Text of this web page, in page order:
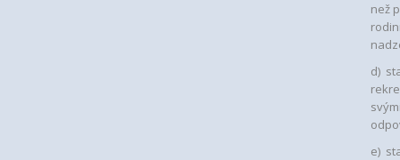
než
d)
e)